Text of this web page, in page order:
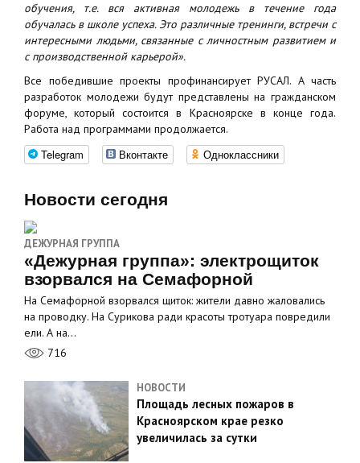
обучения, т.е. вся активная молодежь в течение года
обучалась в школе успеха. Это различные тренинги, встречи с
интересными людьми, связанные с личностным развитием и
с производственной карьерой».
Все победившие проекты профинансирует РУСАЛ. А часть
разработок молодежи будут представлены на гражданском
форуме, который состоится в Красноярске в конце года.
Работа над программами продолжается.
Telegram Вконтакте Одноклассники
Новости сегодня
ДЕЖУРНАЯ ГРУППА
«Дежурная группа»: электрощиток
взорвался на Семафорной
На Семафорной взорвался щиток: жители давно жаловались
на проводку. На Сурикова ради красоты тротуара повредили
ели. А на…
716
НОВОСТИ
Площадь лесных пожаров в
Красноярском крае резко
увеличилась за сутки